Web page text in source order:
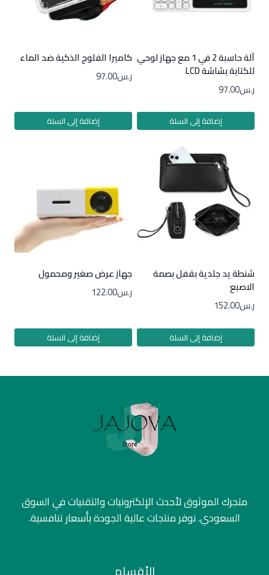
آلة حاسبة 2 في 1 مع جهاز لوحي
للكتابة بشاشة LCD
ر.س97.00
إضافة إلى السلة
كاميرا الفلوج الذكية ضد الماء
ر.س97.00
إضافة إلى السلة
شنطة يد جلدية بقفل بصمة
الاصبع
ر.س152.00
إضافة إلى السلة
جهاز عرض صغير ومحمول
ر.س122.00
إضافة إلى السلة
متجرك الموثوق لأحدث الإلكترونيات والتقنيات في السوق
السعودي. نوفر منتجات عالية الجودة بأسعار تنافسية.